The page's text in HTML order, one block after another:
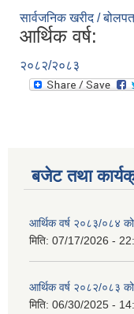
सार्वजनिक खरीद /
आर्थिक वर्ष:
२०८२/२०८३
बजेट तथा
आर्थिक वर्ष २०८३/०८४
मिति: 07/17/2026 -
आर्थिक वर्ष २०८२/०८३
मिति: 06/30/2025 -